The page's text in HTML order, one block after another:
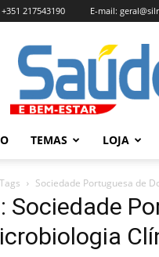
+351 217543190 E-mail:
Revista
Saúde
e
Bem
Estar
Edição
TEMAS LOJA
Tags Sociedade Portuguesa de
Sociedade